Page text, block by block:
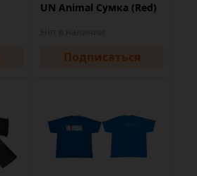
UN Animal Сумка (Red)
Подписаться